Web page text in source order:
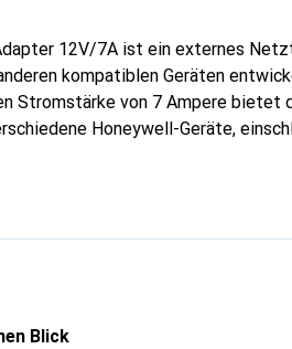
12V/7A ist ein externes
kompatiblen Geräten
Stromstärke von 7 Ampere
Honeywell-Geräte,
Geräte zu
Watt sorgt dafür, dass auch
Dieses Produkt ist eine
sind.
Blick